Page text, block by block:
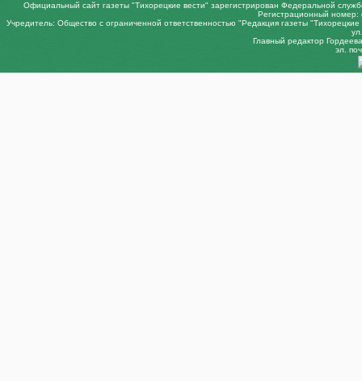
Официальный сайт газеты "Тихорецкие вести" зарегистрирован Федеральной
Регистрационный
Учредитель: Общество с ограниченной ответственностью "Редакция газеты
Главный редактор
эл.